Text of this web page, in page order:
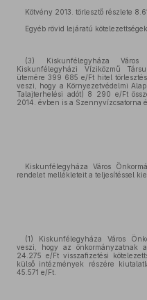
Kötvény 2013. törlesztő részlete
Egyéb rövid lejáratú
(3) Kiskunfélegyháza Város
Kiskunfélegyházi Víziközmű
ütemére 399 685 e/Ft hitel
veszi, hogy a Környezetvédelmi
Talajterhelési adót) 8 290 e/Ft
2014. évben is a Szennyvízcsatorna
Kiskunfélegyháza Város
rendelet mellékleteit a teljesítéssel
(1) Kiskunfélegyháza Város
veszi, hogy az önkormányzatnak
24.275 e/Ft visszafizetési
külső intézmények részére
45.571 e/Ft.